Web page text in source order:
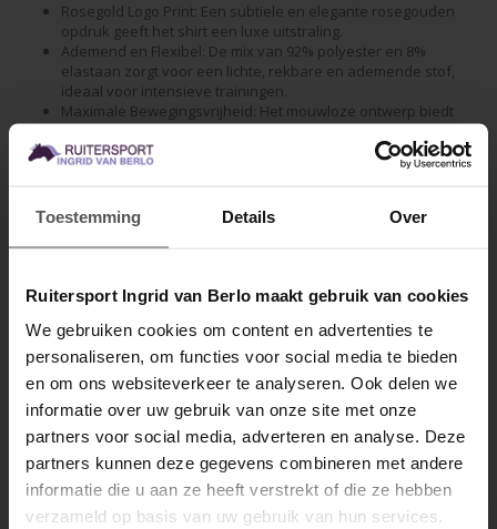
Toestemming Details Over
Ruitersport Ingrid van Berlo maakt gebruik van cookies
We gebruiken cookies om content en advertenties te
personaliseren, om functies voor social media te bieden
en om ons websiteverkeer te analyseren. Ook delen we
informatie over uw gebruik van onze site met onze
partners voor social media, adverteren en analyse. Deze
partners kunnen deze gegevens combineren met andere
informatie die u aan ze heeft verstrekt of die ze hebben
verzameld op basis van uw gebruik van hun services.
Rosegold Logo Print: Een subtiele en elegante rosegouden
opdruk geeft het shirt een luxe uitstraling.
Ademend en Flexibel: De mix van 92% polyester en 8%
elastaan zorgt voor een lichte, rekbare en ademende stof,
ideaal voor intensieve trainingen.
Maximale Bewegingsvrijheid: Het mouwloze ontwerp biedt
optimale bewegingsvrijheid en ventilatie, zodat je koel en
comfortabel blijft.
Eenvoudig te Onderhouden: Het duurzame materiaal is
MELD JE AAN VOOR
10% KORTING
.